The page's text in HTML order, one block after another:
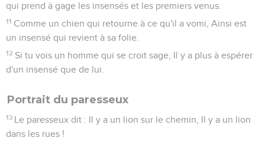
qui prend à gage les insensés et les premiers venus.
11 Comme un chien qui retourne à ce qu'il a vomi, Ainsi est
un insensé qui revient à sa folie.
12 Si tu vois un homme qui se croit sage, Il y a plus à espérer
d'un insensé que de lui.
Portrait du paresseux
13 Le paresseux dit : Il y a un lion sur le chemin, Il y a un lion
dans les rues !